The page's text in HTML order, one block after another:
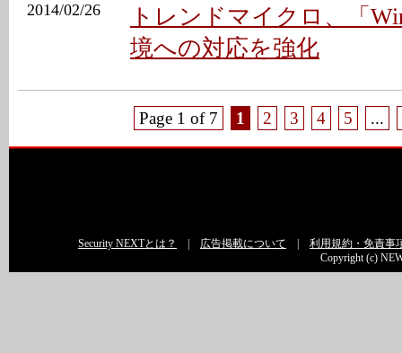
2014/02/26
トレンドマイクロ、「
境への対応を強化
Page 1 of 7 1 2 3 4 5 ...
Security NEXTとは？ 広告掲載について
利用規約・免責事
Copyright (c)